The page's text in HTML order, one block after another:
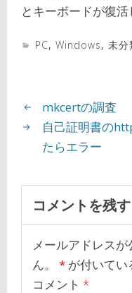
とキーボードが復活
PC, Windows, 未分
mkcertの調査
自己証明書の
たらエラー
コメントを残す
メールアドレス
ん。
* が付いてい
コメント *